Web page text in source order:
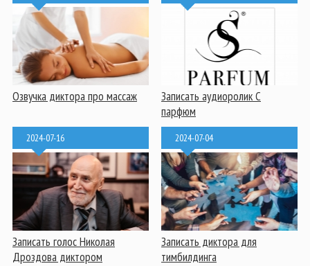
Озвучка диктора про массаж
Записать аудиоролик С
парфюм
2024-07-16
Записать голос Николая
Дроздова диктором
2024-07-04
Записать диктора для
тимбилдинга